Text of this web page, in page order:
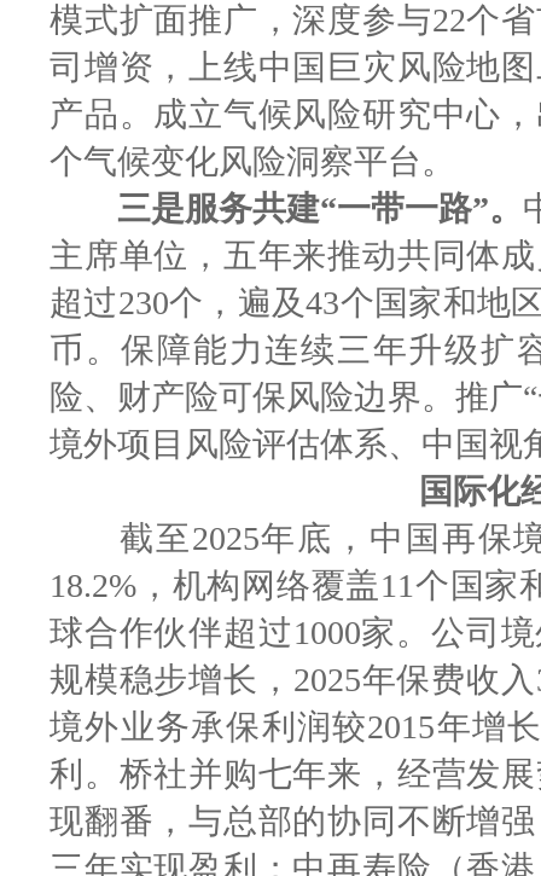
模式扩面推广，深度参与22个
司增资，上线中国巨灾风险地
产品。成立气候风险研究中心
个气候变化风险洞察平台。
三是服务共建“一带一路”。
主席单位，五年来推动共同体
超过230个，遍及43个国家和地
币。保障能力连续三年升级扩
险、财产险可保风险边界。推广
境外项目风险评估体系、中国视
国际化
截至2025年底，中国再保
18.2%，机构网络覆盖11个国
球合作伙伴超过1000家。公司
规模稳步增长，2025年保费收
境外业务承保利润较2015年增
利。桥社并购七年来，经营发
现翻番，与总部的协同不断增
三年实现盈利；中再寿险（香